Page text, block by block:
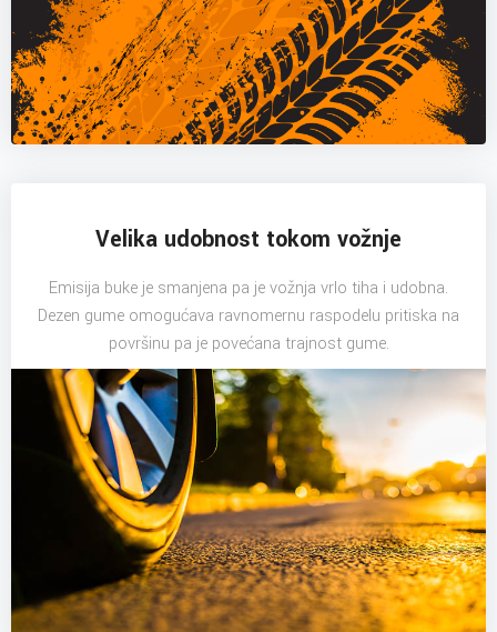
Velika udobnost tokom vožnje
Emisija buke je smanjena pa je vožnja vrlo tiha i udobna.
Dezen gume omogućava ravnomernu raspodelu pritiska na
površinu pa je povećana trajnost gume.